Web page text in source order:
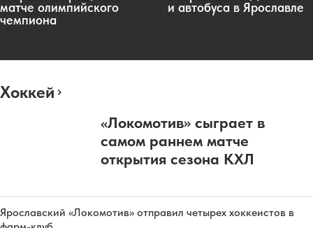
матче олимпийского
чемпиона
и автобуса в Ярославле
Хоккей
«Локомотив» сыграет в
самом раннем матче
открытия сезона КХЛ
Ярославский «Локомотив» отправил четырех хоккеистов в